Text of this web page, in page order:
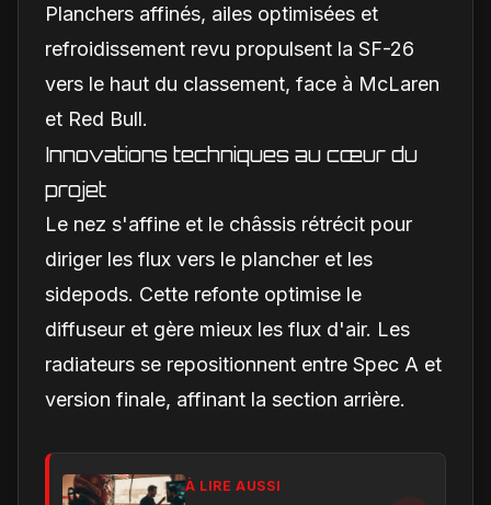
Planchers affinés, ailes optimisées et
refroidissement revu propulsent la SF-26
vers le haut du classement, face à McLaren
et Red Bull.
Innovations techniques au cœur du
projet
Le nez s'affine et le châssis rétrécit pour
diriger les flux vers le plancher et les
sidepods. Cette refonte optimise le
diffuseur et gère mieux les flux d'air. Les
radiateurs se repositionnent entre Spec A et
version finale, affinant la section arrière.
À LIRE AUSSI